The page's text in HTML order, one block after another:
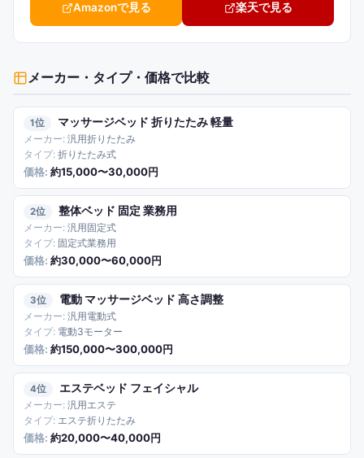
Amazonで見る 楽天で見る
メーカー・タイプ・価格で比較
1 マッサージベッド 折りたたみ 軽量
汎用折りたたみ
折りたたみ式
約15,000〜30,000円
2 整体ベッド 固定 業務用
汎用固定式
固定式業務用
約30,000〜60,000円
3 電動 マッサージベッド 高さ調整
汎用電動式
電動3モーター
約150,000〜300,000円
4 エステベッド フェイシャル
汎用エステ
エステ折りたたみ
約20,000〜40,000円